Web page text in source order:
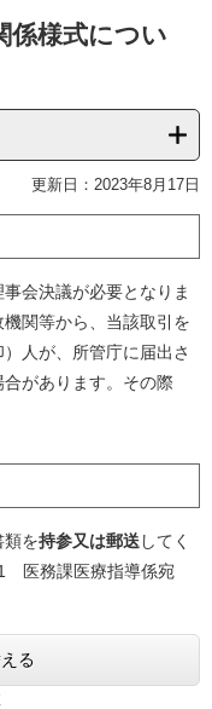
係様式につい
更新日：2023年8月17日
会決議が必要となりま
関等から、当該取引を
人が、所管庁に届出さ
があります。その際
を持参又は郵送してく
医務課医療指導係宛
る